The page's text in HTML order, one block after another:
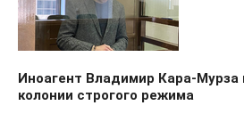
Иноагент Владимир Кара-Мурза
колонии строгого режима